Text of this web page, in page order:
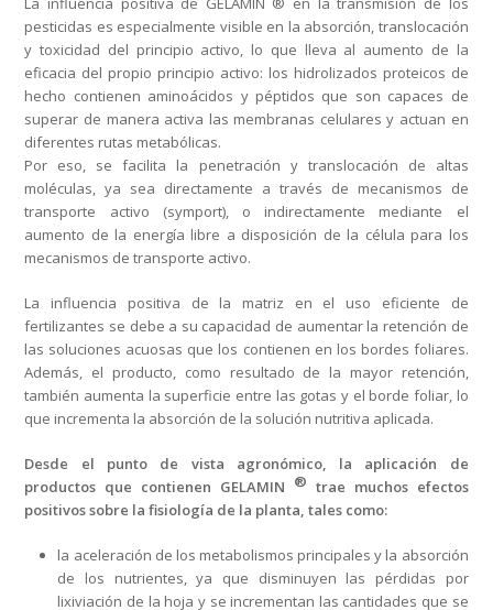
pesticidas es especialmente visible en la absorción, translocación
y toxicidad del principio activo, lo que lleva al aumento de la
eficacia del propio principio activo: los hidrolizados proteicos de
hecho contienen aminoácidos y péptidos que son capaces de
superar de manera activa las membranas celulares y actuan en
diferentes rutas metabólicas.
Por eso, se facilita la penetración y translocación de altas
moléculas, ya sea directamente a través de mecanismos de
transporte activo (symport), o indirectamente mediante el
aumento de la energía libre a disposición de la célula para los
mecanismos de transporte activo.
La influencia positiva de la matriz en el uso eficiente de
fertilizantes se debe a su capacidad de aumentar la retención de
las soluciones acuosas que los contienen en los bordes foliares.
Además, el producto, como resultado de la mayor retención,
también aumenta la superficie entre las gotas y el borde foliar, lo
que incrementa la absorción de la solución nutritiva aplicada.
Desde el punto de vista agronómico, la aplicación de
productos que contienen GELAMIN ® trae muchos efectos
positivos sobre la fisiología de la planta, tales como:
la aceleración de los metabolismos principales y la absorción
de los nutrientes, ya que disminuyen las pérdidas por
lixiviación de la hoja y se incrementan las cantidades que se